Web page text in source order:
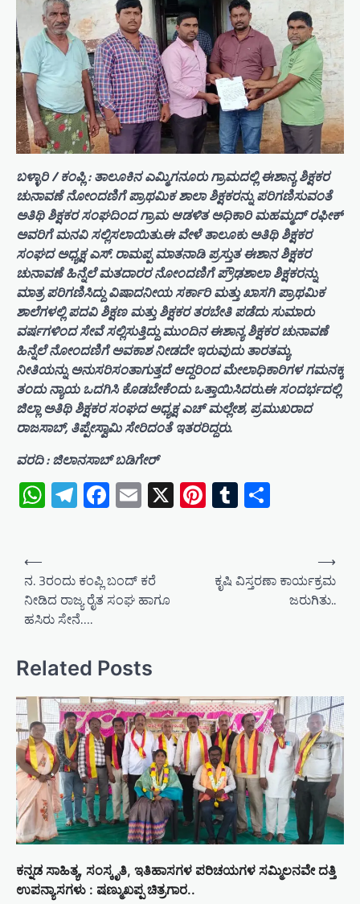
ಬಳ್ಳಾರಿ / ಕಂಪ್ಲಿ : ತಾಲೂಕಿನ ಎಮ್ಮಿಗನೂರು ಗ್ರಾಮದಲ್ಲಿ ಈಶಾನ್ಯ ಶಿಕ್ಷಕರ
ಚುನಾವಣೆ ನೋಂದಣಿಗೆ ಪ್ರಾಥಮಿಕ ಶಾಲಾ ಶಿಕ್ಷಕರನ್ನು ಪರಿಗಣಿಸುವಂತೆ
ಅತಿಥಿ ಶಿಕ್ಷಕರ ಸಂಘದಿಂದ ಗ್ರಾಮ ಆಡಳಿತ ಅಧಿಕಾರಿ ಮಹಮ್ಮದ್ ರಫೀಕ್
ಅವರಿಗೆ ಮನವಿ ಸಲ್ಲಿಸಲಾಯಿತು.ಈ ವೇಳೆ ತಾಲೂಕು ಅತಿಥಿ ಶಿಕ್ಷಕರ
ಸಂಘದ ಅಧ್ಯಕ್ಷ ಎಸ್. ರಾಮಪ್ಪ ಮಾತನಾಡಿ ಪ್ರಸ್ತುತ ಈಶಾನ ಶಿಕ್ಷಕರ
ಚುನಾವಣೆ ಹಿನ್ನೆಲೆ ಮತದಾರರ ನೋಂದಣಿಗೆ ಪ್ರೌಢಶಾಲಾ ಶಿಕ್ಷಕರನ್ನು
ಮಾತ್ರ ಪರಿಗಣಿಸಿದ್ದು ವಿಷಾದನೀಯ ಸರ್ಕಾರಿ ಮತ್ತು ಖಾಸಗಿ ಪ್ರಾಥಮಿಕ
ಶಾಲೆಗಳಲ್ಲಿ ಪದವಿ ಶಿಕ್ಷಣ ಮತ್ತು ಶಿಕ್ಷಕರ ತರಬೇತಿ ಪಡೆದು ಸುಮಾರು
ವರ್ಷಗಳಿಂದ ಸೇವೆ ಸಲ್ಲಿಸುತ್ತಿದ್ದು ಮುಂದಿನ ಈಶಾನ್ಯ ಶಿಕ್ಷಕರ ಚುನಾವಣೆ
ಹಿನ್ನೆಲೆ ನೋಂದಣಿಗೆ ಅವಕಾಶ ನೀಡದೇ ಇರುವುದು ತಾರತಮ್ಯ
ನೀತಿಯನ್ನು ಅನುಸರಿಸಂತಾಗುತ್ತದೆ ಆದ್ದರಿಂದ ಮೇಲಾಧಿಕಾರಿಗಳ ಗಮನಕ್ಕ
ತಂದು ನ್ಯಾಯ ಒದಗಿಸಿ ಕೊಡಬೇಕೆಂದು ಒತ್ತಾಯಿಸಿದರು.ಈ ಸಂದರ್ಭದಲ್ಲಿ
ಜಿಲ್ಲಾ ಅತಿಥಿ ಶಿಕ್ಷಕರ ಸಂಘದ ಅಧ್ಯಕ್ಷ ಎಚ್ ಮಲ್ಲೇಶ, ಪ್ರಮುಖರಾದ
ರಾಜಸಾಬ್, ತಿಪ್ಪೇಸ್ವಾಮಿ ಸೇರಿದಂತೆ ಇತರರಿದ್ದರು.
ವರದಿ : ಜಿಲಾನಸಾಬ್ ಬಡಿಗೇರ್
WhatsApp
Telegram
Facebook
Email
X Pinterest
Tumblr
n
a
v
i
g
a
t
i
n
⟵
ನ. 3ರಂದು ಕಂಪ್ಲಿ ಬಂದ್ ಕರೆ
ನೀಡಿದ ರಾಜ್ಯ ರೈತ ಸಂಘ ಹಾಗೂ
ಹಸಿರು ಸೇನೆ….
ಕೃಷಿ ವಿಸ್ತರಣಾ ಕಾರ್ಯಕ್ರಮ
ಜರುಗಿತು..
⟶
Related Posts
ಕನ್ನಡ ಸಾಹಿತ್ಯ, ಸಂಸ್ಕೃತಿ, ಇತಿಹಾಸಗಳ ಪರಿಚಯಗಳ ಸಮ್ಮಿಲನವೇ ದತ್ತಿ
ಉಪನ್ಯಾಸಗಳು : ಷಣ್ಮುಖಪ್ಪ ಚಿತ್ರಗಾರ..